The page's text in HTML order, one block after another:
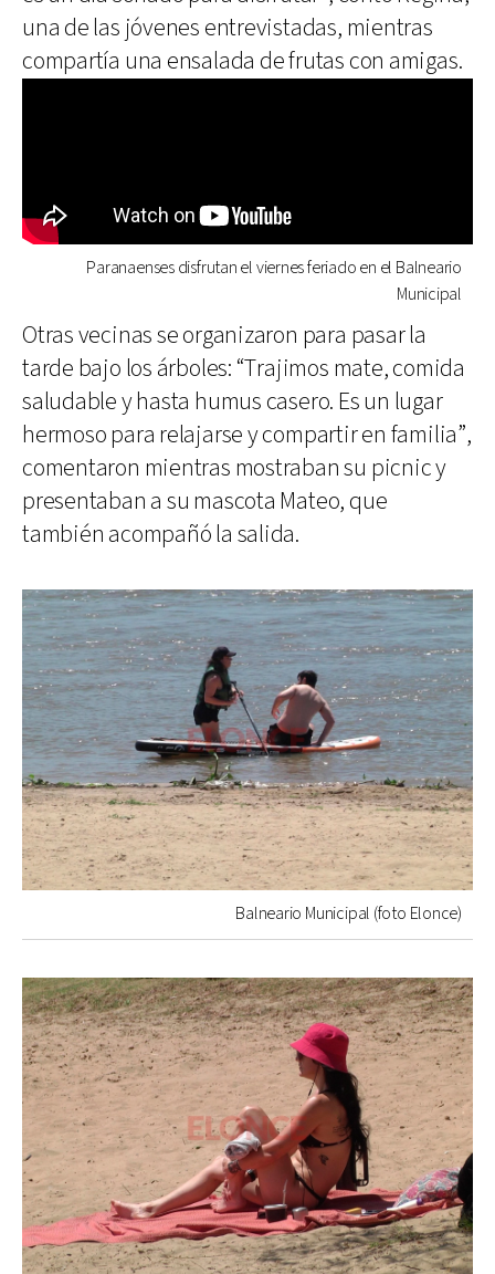
una de las jóvenes entrevistadas, mientras
compartía una ensalada de frutas con amigas.
Paranaenses disfrutan el viernes feriado en el Balneario
Municipal
Otras vecinas se organizaron para pasar la
tarde bajo los árboles: “Trajimos mate, comida
saludable y hasta humus casero. Es un lugar
hermoso para relajarse y compartir en familia”,
comentaron mientras mostraban su picnic y
presentaban a su mascota Mateo, que
también acompañó la salida.
Balneario Municipal (foto Elonce)